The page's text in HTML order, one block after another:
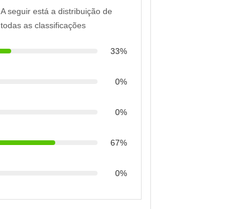
A seguir está a distribuição de
todas as classificações
33%
0%
0%
67%
0%